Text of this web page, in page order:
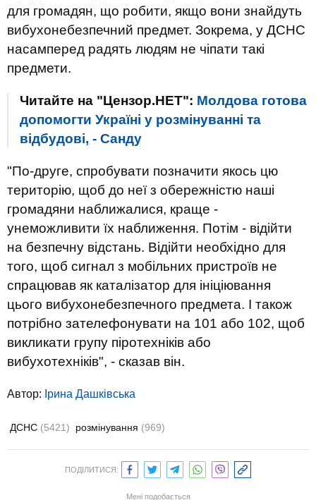
для громадян, що робити, якщо вони знайдуть
вибухонебезпечний предмет. Зокрема, у ДСНС
насамперед радять людям не чіпати такі
предмети.
Читайте на "Цензор.НЕТ": Молдова готова
допомогти Україні у розмінуванні та
відбудові, - Санду
"По-друге, спробувати позначити якось цю
територію, щоб до неї з обережністю наші
громадяни наближалися, краще -
унеможливити їх наближення. Потім - відійти
на безпечну відстань. Відійти необхідно для
того, щоб сигнал з мобільних пристроїв не
спрацював як каталізатор для ініціювання
цього вибухонебезпечного предмета. І також
потрібно зателефонувати на 101 або 102, щоб
викликати групу піротехніків або
вибухотехніків", - сказав він.
Автор: Ірина Дашківська
ДСНС (5421) розмінування (969)
ПОДІЛИТИСЯ:
Мені подобається